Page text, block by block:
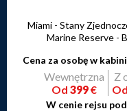
Miami - Stany
Marine Reserve -
Cena za osobę w
Wewnętrzna
Od 399€
Z
Od
W cenie rejsu